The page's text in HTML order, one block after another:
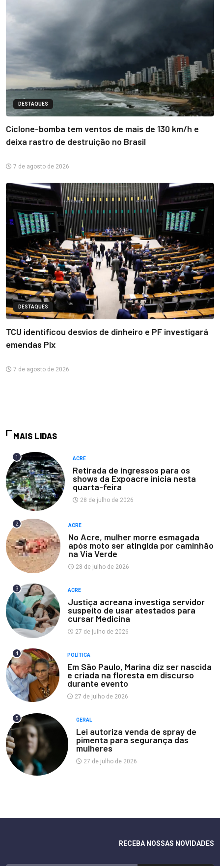
DESTAQUES
Ciclone-bomba tem ventos de mais de 130 km/h e
deixa rastro de destruição no Brasil
7 de agosto de 2026
DESTAQUES
TCU identificou desvios de dinheiro e PF investigará
emendas Pix
7 de agosto de 2026
MAIS LIDAS
1 ACRE
Retirada de ingressos para os
shows da Expoacre inicia nesta
quarta-feira
28 de julho de 2026
2 ACRE
No Acre, mulher morre esmagada
após moto ser atingida por caminhão
na Via Verde
28 de julho de 2026
3 ACRE
Justiça acreana investiga servidor
suspeito de usar atestados para
cursar Medicina
27 de julho de 2026
4 POLÍTICA
Em São Paulo, Marina diz ser nascida
e criada na floresta em discurso
durante evento
27 de julho de 2026
5 GERAL
Lei autoriza venda de spray de
pimenta para segurança das
mulheres
27 de julho de 2026
RECEBA NOSSAS NOVIDADES